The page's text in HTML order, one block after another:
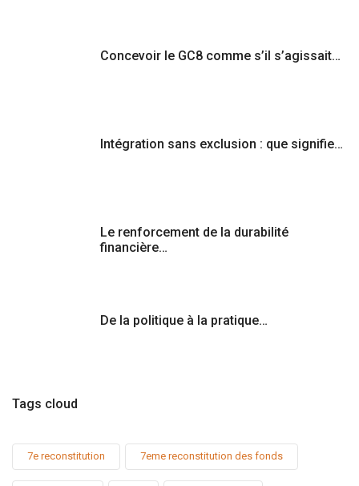
Concevoir le GC8 comme s’il s’agissait…
Intégration sans exclusion : que signifie…
Le renforcement de la durabilité
financière…
De la politique à la pratique…
Tags cloud
7e reconstitution 7eme reconstitution des fonds